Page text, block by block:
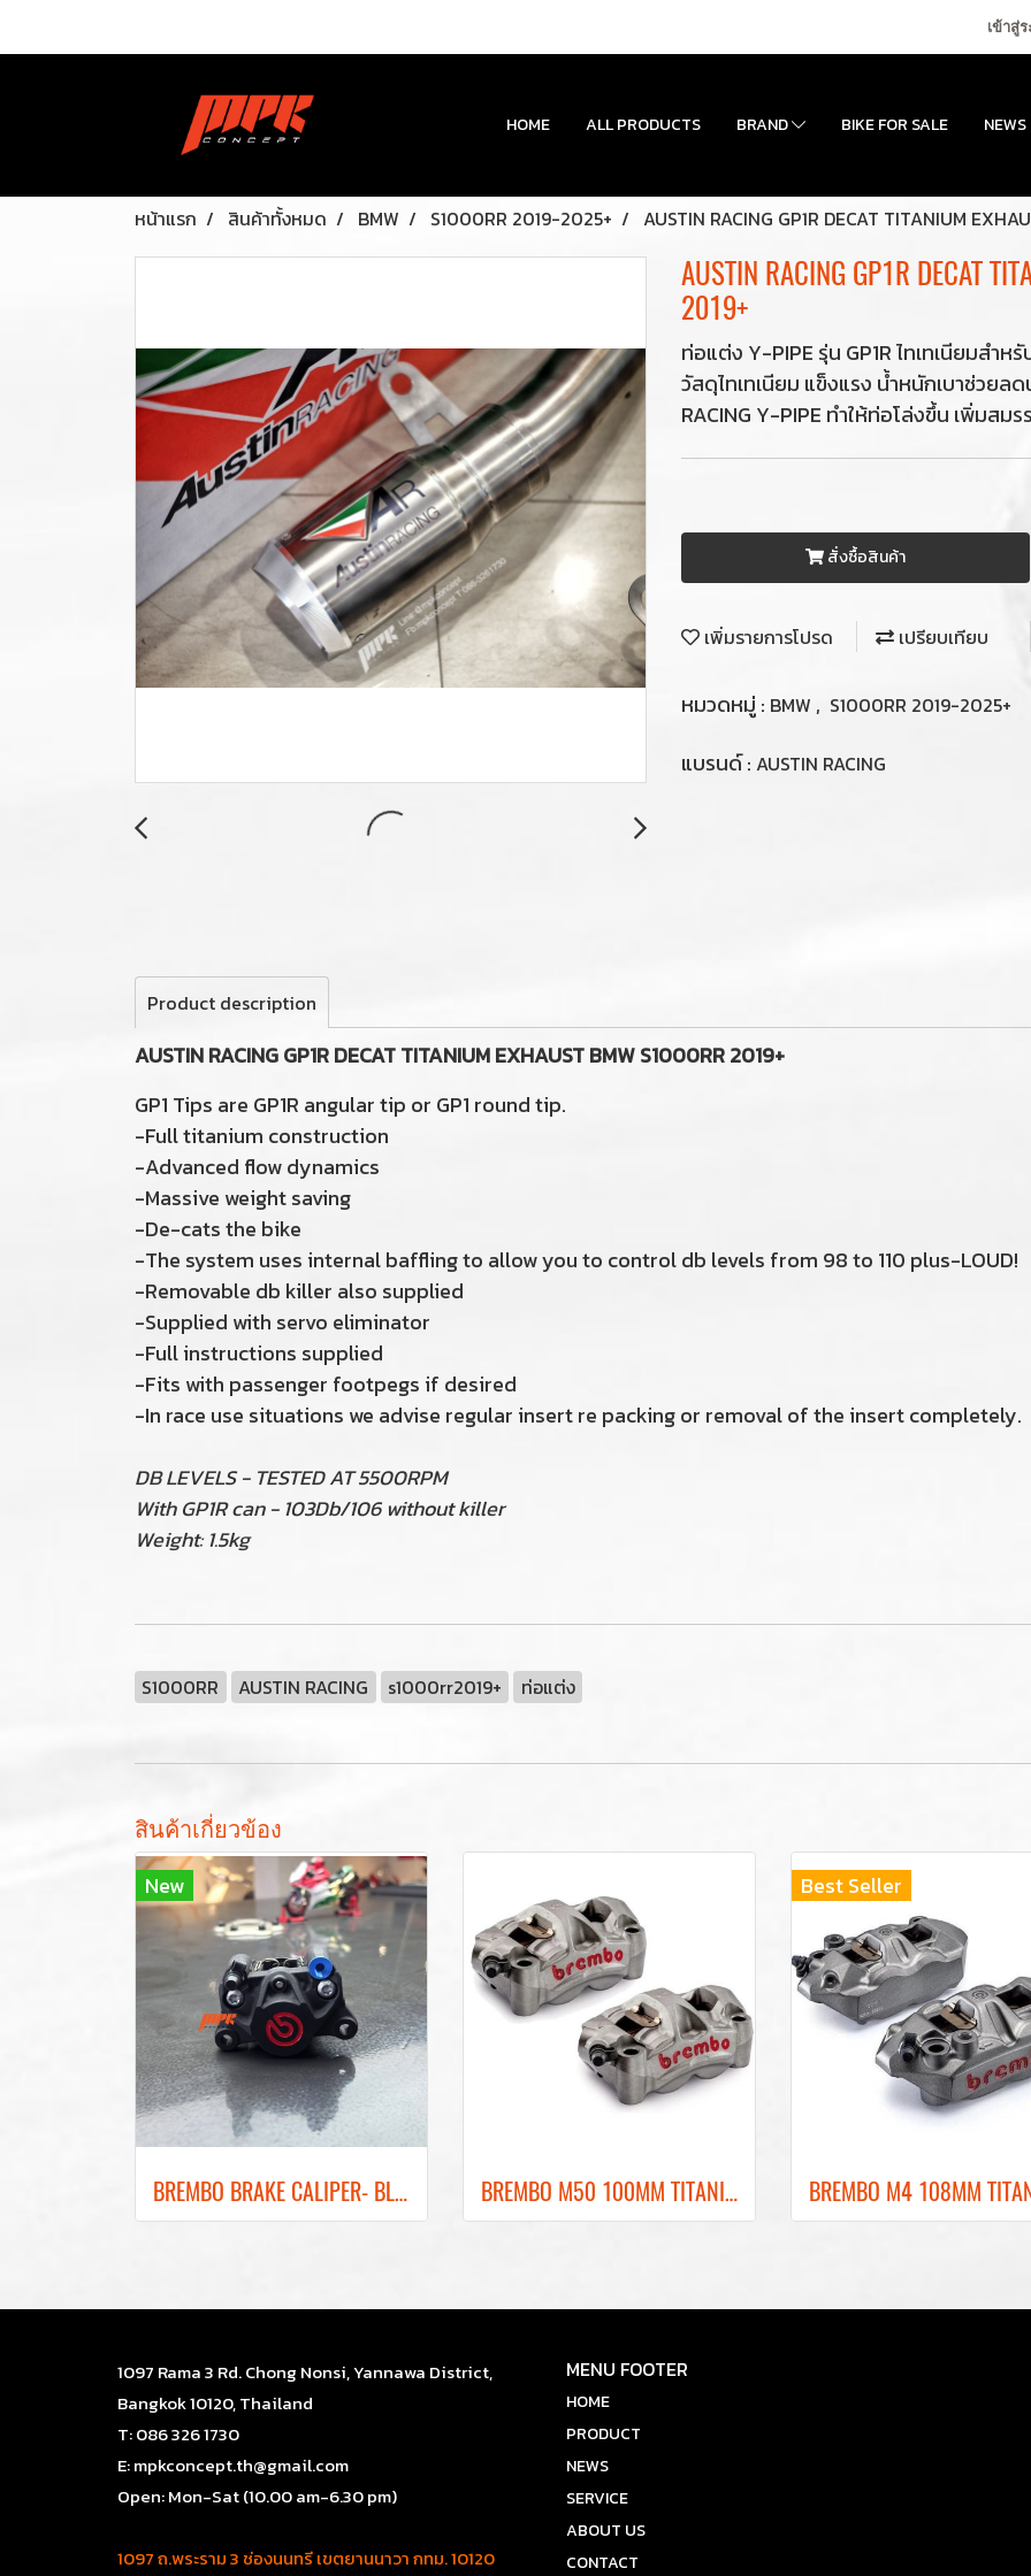
เข้าสู่
HOME ALL PRODUCTS BRAND BIKE FOR SALE NEWS
หน้าแรก สินค้าทั้งหมด BMW S1000RR 2019-2025+ AUSTIN RACING GP1R DECAT TITANIUM
AUSTIN RACING GP1R DECAT
2019+
ท่อแต่ง Y-PIPE รุ่น GP1R ไทเทเนียมสำ
วัสดุไทเทเนียม แข็งแรง น้ำหนักเบาช่วย
RACING Y-PIPE ทำให้ท่อโล่งขึ้น เพิ่มสม
สั่งซื้อสินค้า
เพิ่มรายการโปรด เปรียบเทียบ
หมวดหมู่ : BMW , S1000RR 2019-2025+
แบรนด์ : AUSTIN RACING
Product description
AUSTIN RACING GP1R DECAT TITANIUM EXHAUST BMW S1000RR 2019+
GP1 Tips are GP1R angular tip or GP1 round tip.
-Full titanium construction
-Advanced flow dynamics
-Massive weight saving
-De-cats the bike
-The system uses internal baffling to allow you to control db levels from 98 to 110 plus-LOUD!
-Removable db killer also supplied
-Supplied with servo eliminator
-Full instructions supplied
-Fits with passenger footpegs if desired
-In race use situations we advise regular insert re packing or removal of the insert completely.
DB LEVELS - TESTED AT 5500RPM
With GP1R can - 103Db/106 without killer
Weight: 1.5kg
S1000RR AUSTIN RACING s1000rr2019+ ท่อแต่ง
สินค้าเกี่ยวข้อง
New
ฺBREMBO BRAKE CALIPER- BLACK COLOR REAR BRAKE RED LOGO BREMBO M50 100MM TITANIUM GRAY FRONT BRAKE CALIPER ปั๊มเบรคเบรมโบ้สีเทา 100MM
Best Seller
1097 Rama 3 Rd. Chong Nonsi, Yannawa District,
Bangkok 10120, Thailand
T: 086 326 1730
E: mpkconcept.th@gmail.com
Open: Mon-Sat (10.00 am-6.30 pm)
1097 ถ.พระราม 3 ช่องนนทรี เขตยานนาวา กทม. 10120
MENU FOOTER
HOME
PRODUCT
NEWS
SERVICE
ABOUT US
CONTACT